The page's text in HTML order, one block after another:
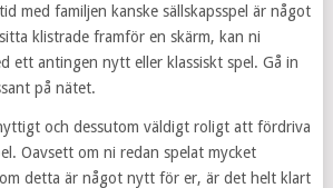
med familjen kanske sällskapsspel är något
klistrade framför en skärm, kan ni
ett antingen nytt eller klassiskt spel. Gå in
på nätet.
och dessutom väldigt roligt att fördriva
Oavsett om ni redan spelat mycket
detta är något nytt för er, är det helt klart